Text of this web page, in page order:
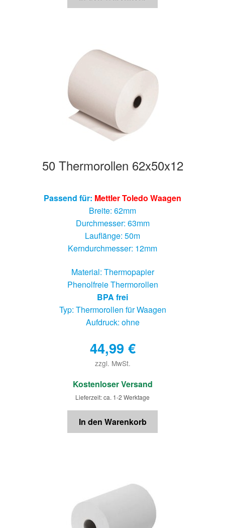
50 Thermorollen 62x50x12
Passend für: Mettler Toledo Waagen
Breite: 62mm
Durchmesser: 63mm
Lauflänge: 50m
Kerndurchmesser: 12mm
Material: Thermopapier
Phenolfreie Thermorollen
BPA frei
Typ: Thermorollen für Waagen
Aufdruck: ohne
44,99 €
zzgl. MwSt.
€
Kostenloser Versand
Lieferzeit: ca. 1-2 Werktage
In den Warenkorb